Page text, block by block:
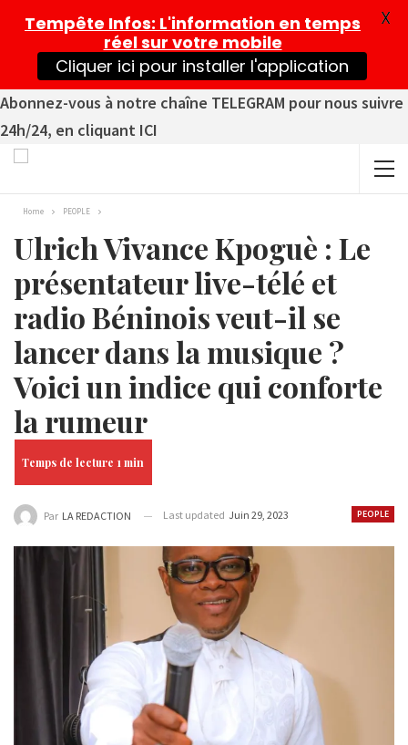
Abonnez-vous à notre chaîne TELEGRAM pour nous suivre
24h/24, en cliquant ICI
Home PEOPLE
Ulrich Vivance Kpoguè : Le
présentateur live-télé et
radio Béninois veut-il se
lancer dans la musique ?
Voici un indice qui conforte
la rumeur
PEOPLE
Par LA REDACTION Last updated Juin 29, 2023
Tempête Infos: L'information en temps
réel sur votre mobile
Cliquer ici pour installer l'application
X